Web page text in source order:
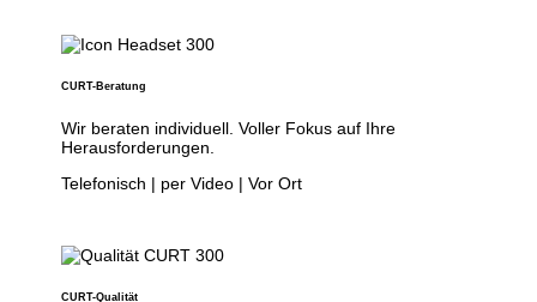
CURT-Beratung
Wir beraten individuell. Voller Fokus auf Ihre
Herausforderungen.
Telefonisch | per Video | Vor Ort
CURT-Qualität